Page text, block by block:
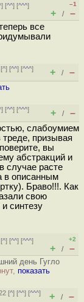
] [^^] [^^^]
–1
+ / –
все
^] [^^] [^^^]
+ / –
] [^^] [^^^]
+ / –
слабоумием
треде, призывая
вы
абстракций и
случае расте
в описанным
Браво!!!. Как
свою
синтезу
^] [^^] [^^^]
+2
+ / –
день Гугло
показать
[^] [^^] [^^^]
+ / –